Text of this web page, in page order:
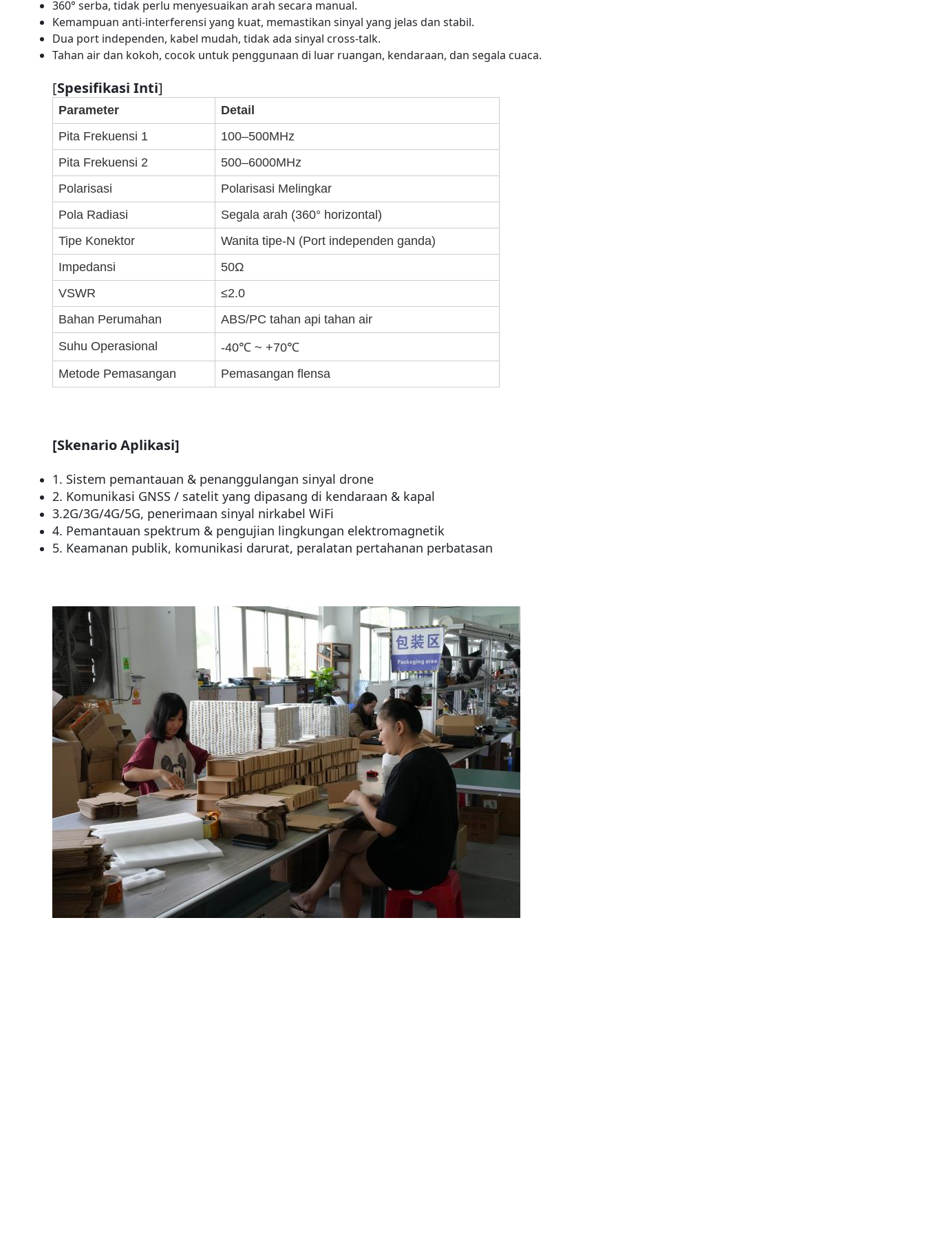
360° serba, tidak perlu menyesuaikan arah secara manual.
Kemampuan anti-interferensi yang kuat, memastikan sinyal yang jelas dan stabil.
Dua port independen, kabel mudah, tidak ada sinyal cross-talk.
Tahan air dan kokoh, cocok untuk penggunaan di luar ruangan, kendaraan, dan segala cuaca.
[Spesifikasi Inti]
Parameter
Detail
Pita Frekuensi 1
100–500MHz
Pita Frekuensi 2
500–6000MHz
Polarisasi
Polarisasi Melingkar
Pola Radiasi
Segala arah (360° horizontal)
Tipe Konektor
Wanita tipe-N (Port independen ganda)
Impedansi
50Ω
VSWR
≤2.0
Bahan Perumahan
ABS/PC tahan api tahan air
Suhu Operasional
-40℃ ~ +70℃
Metode Pemasangan
Pemasangan flensa
[Skenario Aplikasi]
1. Sistem pemantauan & penanggulangan sinyal drone
2. Komunikasi GNSS / satelit yang dipasang di kendaraan & kapal
3.2G/3G/4G/5G, penerimaan sinyal nirkabel WiFi
4. Pemantauan spektrum & pengujian lingkungan elektromagnetik
5. Keamanan publik, komunikasi darurat, peralatan pertahanan perbatasan